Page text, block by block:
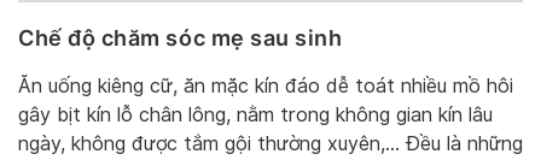
Chế độ chăm sóc mẹ sau sinh
Ăn uống kiêng cữ, ăn mặc kín đáo dễ toát nhiều mồ hôi
gây bịt kín lỗ chân lông, nằm trong không gian kín lâu
ngày, không được tắm gội thường xuyên,… Đều là những